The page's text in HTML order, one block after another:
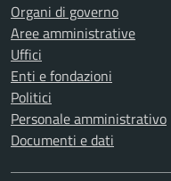
Organi di governo
Aree amministrative
Uffici
Enti e fondazioni
Politici
Personale amministrativo
Documenti e dati